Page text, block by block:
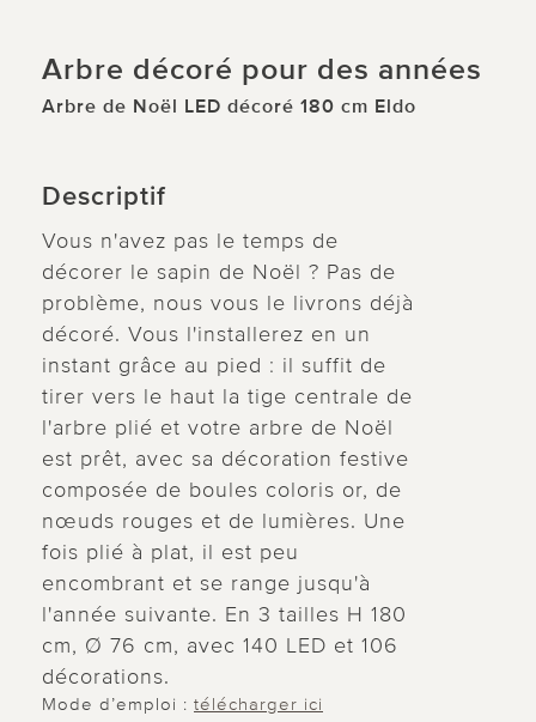
Arbre décoré pour des années
Arbre de Noël LED décoré 180 cm Eldo
Descriptif
Vous n'avez pas le temps de
décorer le sapin de Noël ? Pas de
problème, nous vous le livrons déjà
décoré. Vous l'installerez en un
instant grâce au pied : il suffit de
tirer vers le haut la tige centrale de
l'arbre plié et votre arbre de Noël
est prêt, avec sa décoration festive
composée de boules coloris or, de
nœuds rouges et de lumières. Une
fois plié à plat, il est peu
encombrant et se range jusqu'à
l'année suivante. En 3 tailles H 180
cm, Ø 76 cm, avec 140 LED et 106
décorations.
Mode d’emploi : télécharger ici